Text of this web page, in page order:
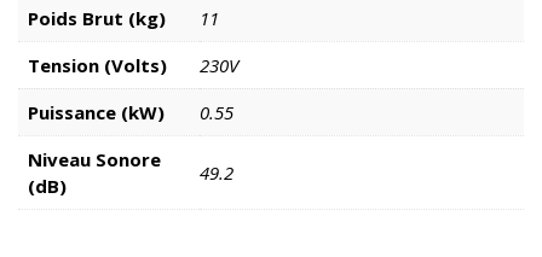
Poids Brut (kg)
11
Tension (Volts)
230V
Puissance (kW)
0.55
Niveau Sonore
(dB)
49.2